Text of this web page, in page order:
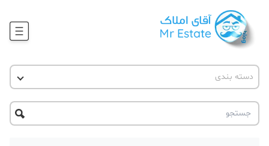
آموزش املاک
حقوقی
دسته بندی
آقای مشاور املاک
آکادمی آقای املاک
آموزش املاک